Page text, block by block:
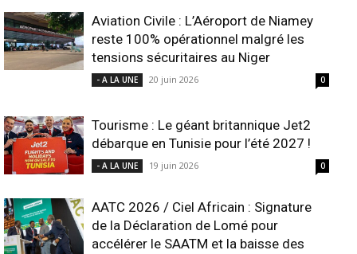
Aviation Civile : L’Aéroport de Niamey
reste 100% opérationnel malgré les
tensions sécuritaires au Niger
- A LA UNE 20 juin 2026 0
Tourisme : Le géant britannique Jet2
débarque en Tunisie pour l’été 2027 !
- A LA UNE 19 juin 2026 0
AATC 2026 / Ciel Africain : Signature
de la Déclaration de Lomé pour
accélérer le SAATM et la baisse des